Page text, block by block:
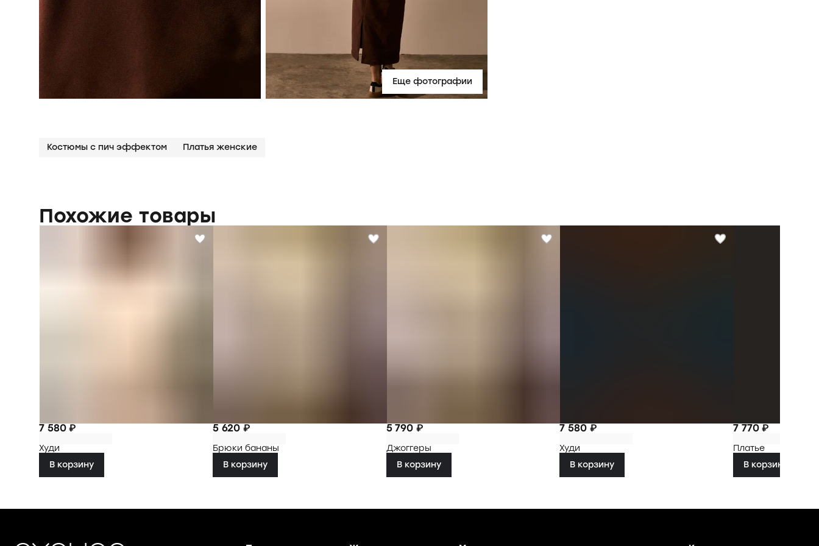
Еще фотографии
Костюмы с пич эффектом Платья женские
Похожие товары
7 580 ₽
Худи
В корзину
5 620 ₽
Брюки бананы
В корзину
5 790 ₽
Джоггеры
В корзину
7 580 ₽
Худи
В корзину
7 770 ₽
Платье
В корзину